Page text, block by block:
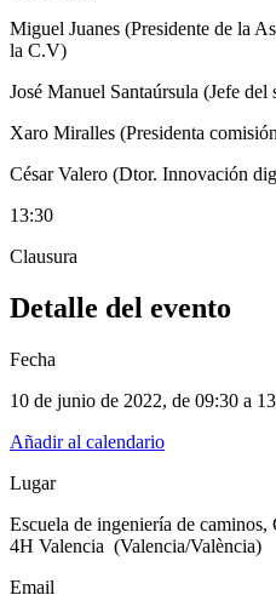
Miguel Juanes (Presidente de la
la C.V)
José Manuel Santaúrsula (Jefe
Xaro Miralles (Presidenta
César Valero (Dtor. Innovación
13:30
Clausura
Detalle del evento
Fecha
10 de junio de 2022, de 09:30 a
Añadir al calendario
Lugar
Escuela de ingeniería de
4H Valencia (Valencia/València)
Email